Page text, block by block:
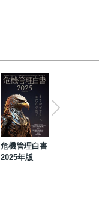
危機管理白書
2025年版